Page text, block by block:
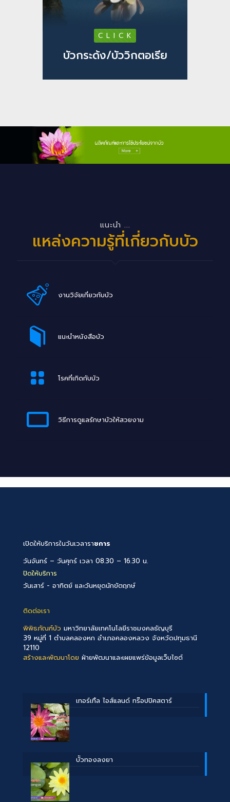
C L I C K
บัวกระด้ง/บัววิกตอเรีย
แนะนำ ...
แหล่งความรู้ที่เกี่ยวกับบัว
งานวิจัยเกี่ยวกับบัว
แนะนำหนังสือบัว
โรคที่เกิดกับบัว
วิธีการดูแลรักษาบัวให้สวยงาม
เปิดให้บริการในวันเวลาราชการ
วันจันทร์ – วันศุกร์ เวลา 08.30 – 16.30 น.
ปิดให้บริการ
วันเสาร์ - อาทิตย์ และวันหยุดนักขัตฤกษ์
ติดต่อเรา
พิพิธภัณฑ์บัว มหาวิทยาลัยเทคโนโลยีราชมงคลธัญบุรี
39 หมู่ที่ 1 ตำบลคลองหก อำเภอคลองหลวง จังหวัดปทุมธานี
12110
สร้างและพัฒนาโดย ฝ่ายพัฒนาและเผยแพร่ข้อมูลเว็บไซต์
เทอร์เทิ้ล ไอส์แลนด์ ทร๊อปปิคสตาร์
บััวทองลงยา